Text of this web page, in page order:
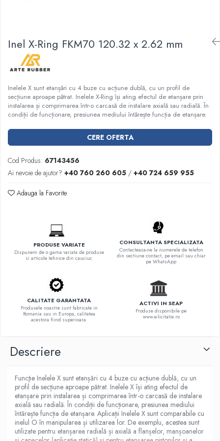
Pentru etansari cu gauri de trecere a
prezoanelor (full face) conform DIN
86071
Pentru flanse plate cu umar (RF) conform
DIN 2690
Inel X-Ring FKM70 120.32 x 2.62 mm
Inelele X sunt etanșări cu 4 buze cu acțiune dublă, cu un profil de
secțiune aproape pătrat. Inelele X-Ring își ating efectul de etanșare prin
instalarea și comprimarea într-o carcasă de instalare axială sau radială. În
condiții de funcționare, presiunea mediului întărește funcția de etanșare.
CERE OFERTA
Cod Produs: 67143456
Ai nevoie de ajutor? +40 760 260 605 / +40 724 659 955
Adauga la Favorite
PRODUSE VARIATE
Dispunem de o gama variata de produse
si articole tehnice din cauciuc
CONSULTANTA SPECIALIZATA
Contacteaza-ne la numerele de telefon
din sectiune contact, pe email sau chiar
pe WhatsApp
CALITATE GARANTATA
Produsele noastre sunt fabricate in
Romania sau in Europa, calitatea
acestora fiind superioara.
ACTIVI IN SEAP
Produse disponibile pe
www.e-licitatie.ro
Descriere
Funcţie Inelele X sunt etanșări cu 4 buze cu acțiune dublă, cu un
profil de secțiune aproape pătrat. Inelele X își ating efectul de
etanșare prin instalarea și comprimarea într-o carcasă de instalare
axială sau radială. În condiții de funcționare, presiunea mediului
întărește funcția de etanșare. Aplicații Inelele X sunt comparabile cu
inelul O în manipularea și utilizarea lor. De exemplu, acestea sunt
utilizate pentru etanșarea radială și axială a flanșelor, manșoanelor